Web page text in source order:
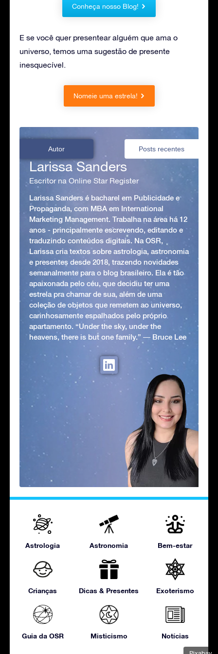
Conheça nosso Blog!
E se você quer presentear alguém que ama o
universo, temos uma sugestão de presente
inesquecível.
Nomeie uma estrela!
Autor Posts recentes
Larissa Sanders
Escritor na Online Star Register
Larissa Sanders é bacharel em Publicidade e
Propaganda, com MBA em International
Marketing Management. Trabalha na área há 12
anos - principalmente escrevendo, editando e
traduzindo conteúdos digitais. Na OSR,
Larissa cria textos sobre astrologia, astronomia
e presentes desde 2018, trazendo novidades
semanalmente para o blog brasileiro. Ela é tão
apaixonada pelo céu, que decidiu ter uma
estrela pra chamar de sua, além de uma
coleção de objetos que remetem ao universo,
carinhosamente espalhados pelo próprio
apartamento. “Under the sky, under the
heavens, there is but one family.” ― Bruce Lee
Astrologia Astronomia Bem-estar
Crianças Dicas & Presentes Exoterismo
Guia da OSR Misticismo Notícias